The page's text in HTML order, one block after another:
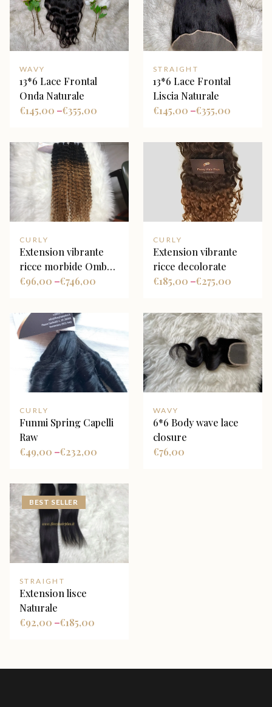
WAVY
13*6 Lace Frontal
Onda Naturale
145,00
€ – 355,00
€
STRAIGHT
13*6 Lace Frontal
Liscia Naturale
145,00
€ – 355,00
€
CURLY
Extension vibrante
ricce morbide Ombre
TN/8 personalizzato
96,00
€ – 746,00
€
CURLY
Extension vibrante
ricce decolorate
185,00
€ – 275,00
€
CURLY
Funmi Spring Capelli
Raw
49,00
€ – 232,00
€
WAVY
6*6 Body wave lace
closure
76,00
€
BEST SELLER
STRAIGHT
Extension lisce
Naturale
92,00
€ – 185,00
€